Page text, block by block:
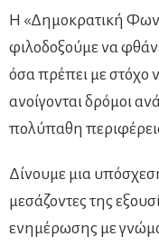
Η «Δημοκρατική
φιλοδοξούμε να
όσα πρέπει με στόχο
ανοίγονται δρόμοι
πολύπαθη
Δίνουμε μια
μεσάζοντες της
ενημέρωσης με